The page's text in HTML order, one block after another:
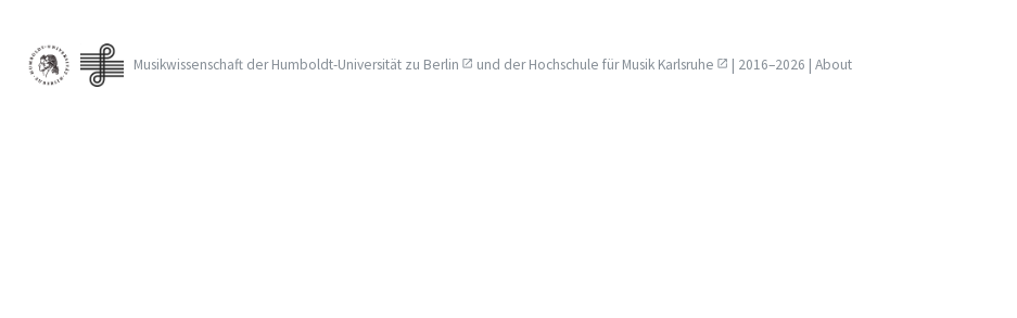
Musikwissenschaft derHumboldt-Universität zu Berlin und derHochschule für Musik Karlsruhe | 2016–2026 | About